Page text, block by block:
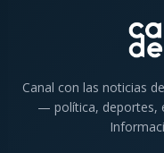
Canal con las noticias
— política, deportes,